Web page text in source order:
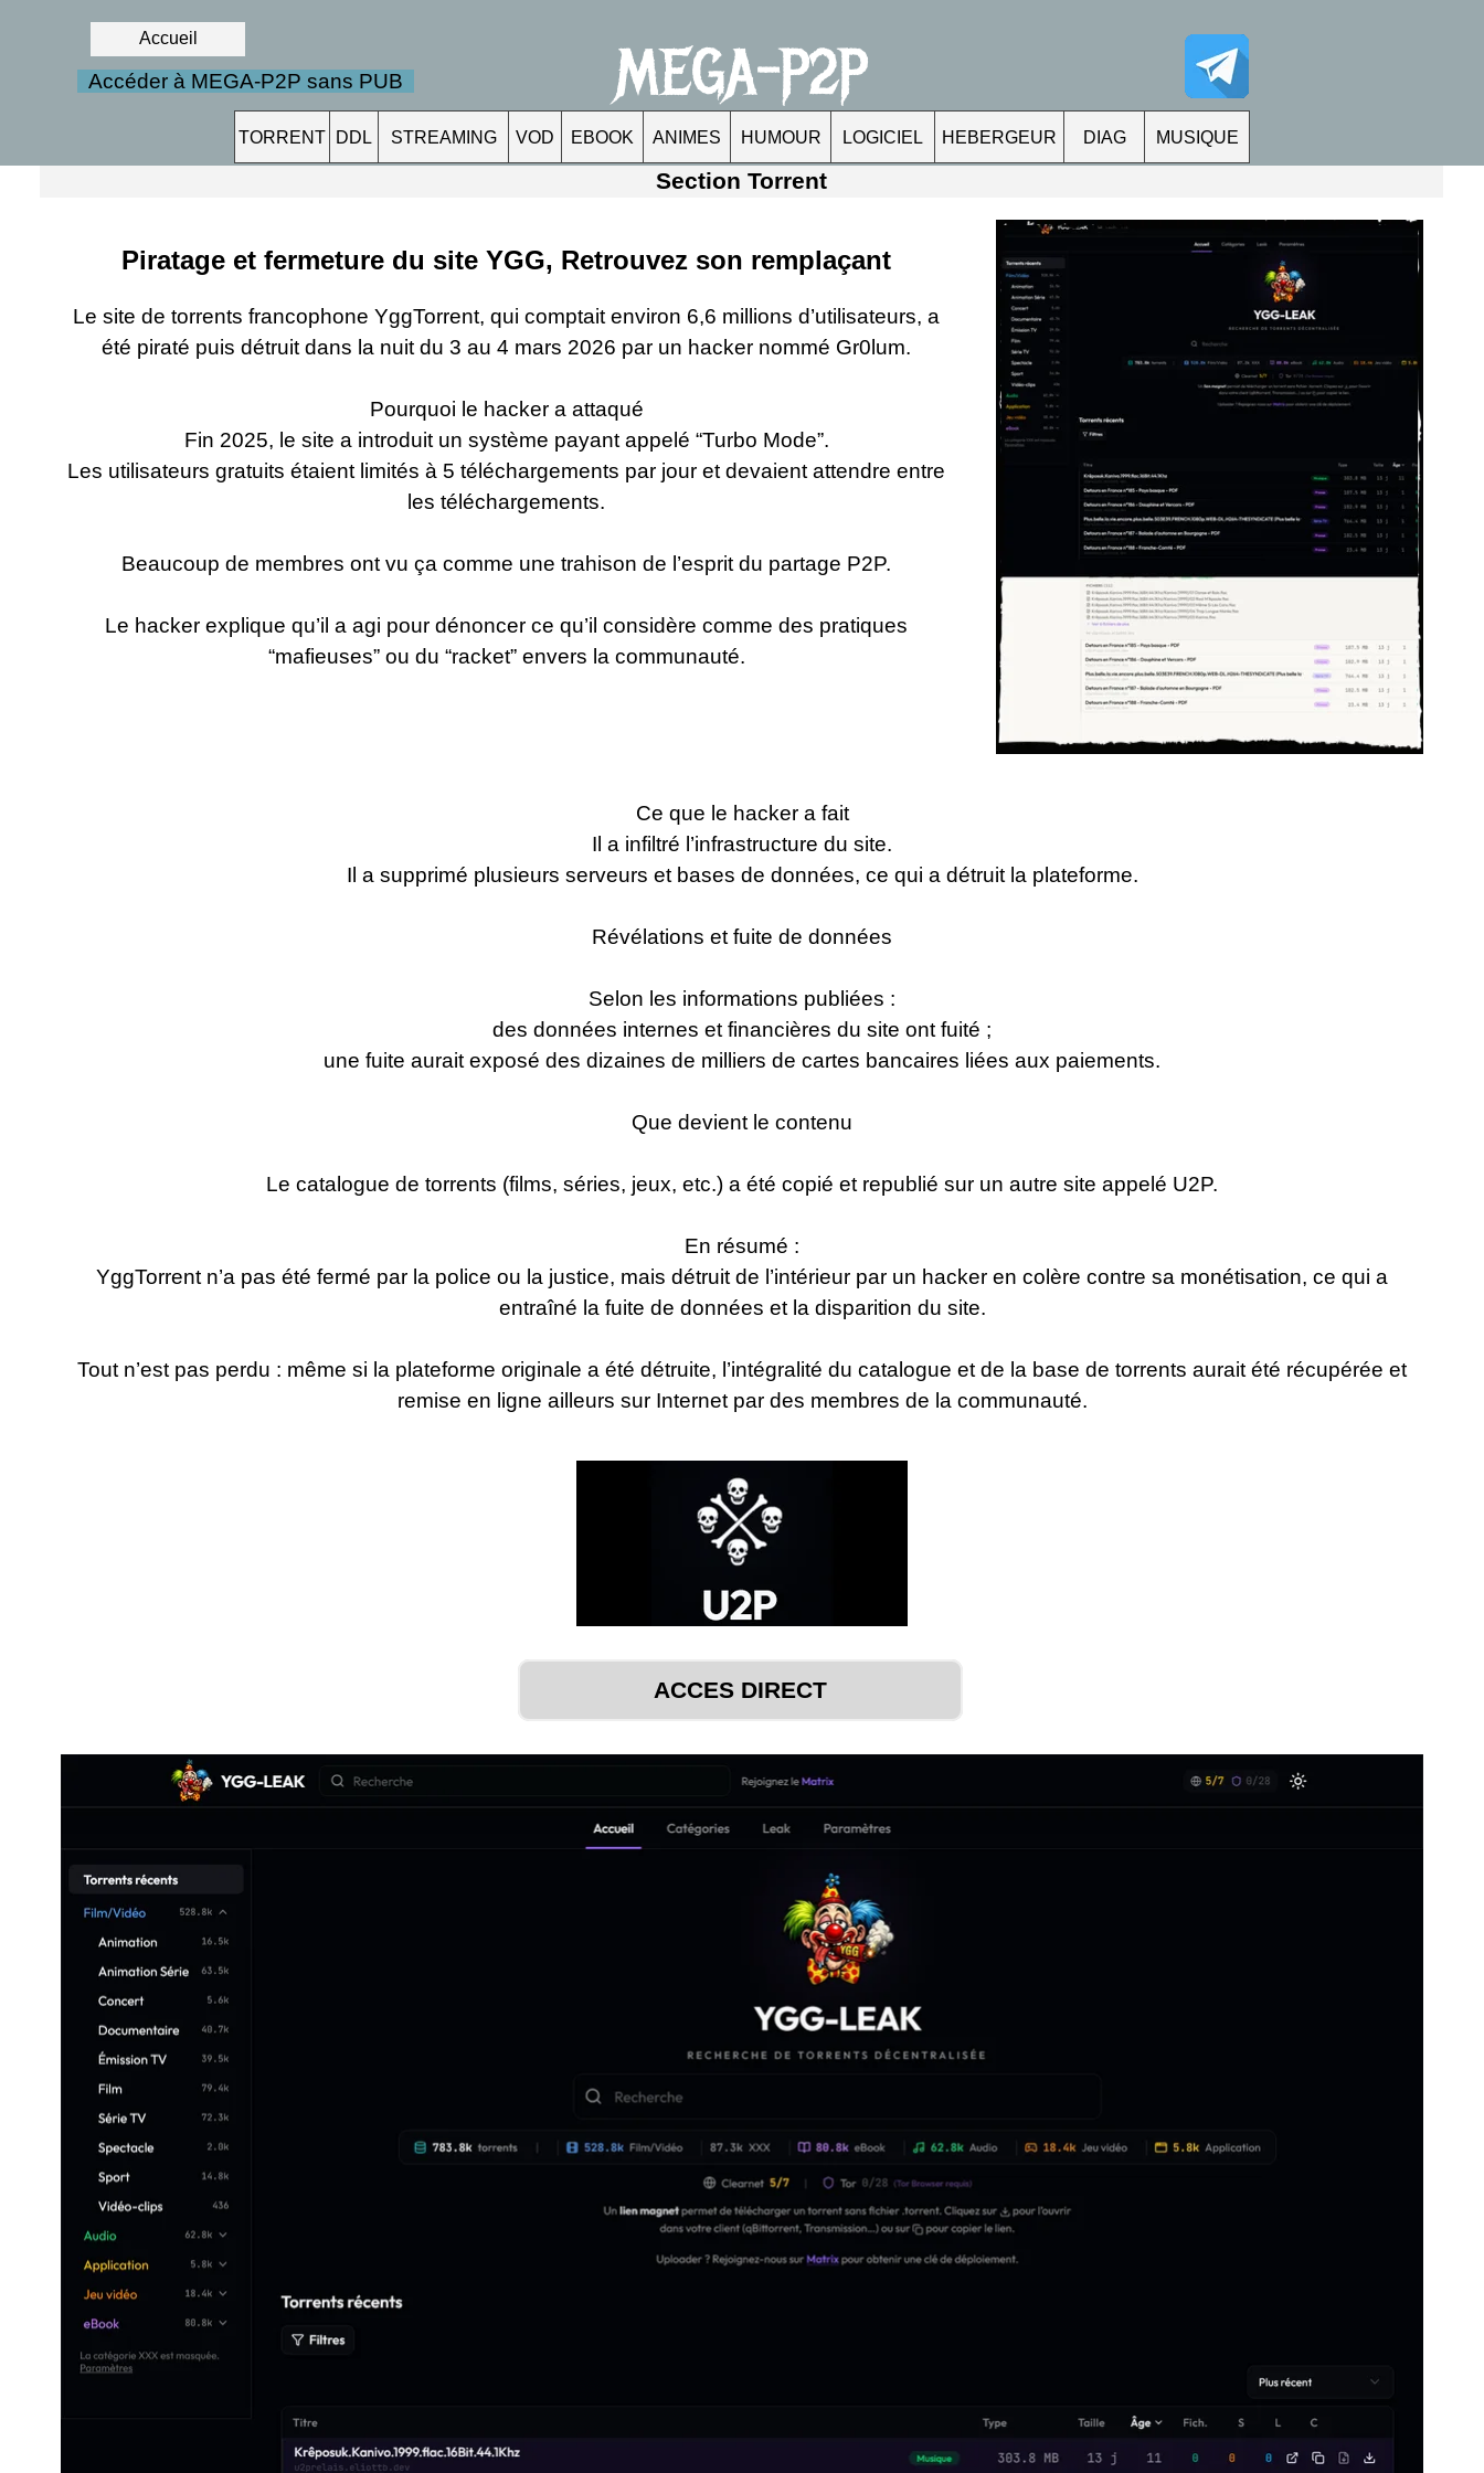
MEGA-P2P
Accueil
TORRENT DDL STREAMING VOD EBOOK ANIMES HUMOUR LOGICIEL HEBERGEUR DIAG MUSIQUE
Accéder à MEGA-P2P sans PUB
Section Torrent
Piratage et fermeture du site YGG, Retrouvez son remplaçant
Le site de torrents francophone YggTorrent, qui comptait environ 6,6 millions d’utilisateurs, a
été piraté puis détruit dans la nuit du 3 au 4 mars 2026 par un hacker nommé Gr0lum.
Pourquoi le hacker a attaqué
Fin 2025, le site a introduit un système payant appelé “Turbo Mode”.
Les utilisateurs gratuits étaient limités à 5 téléchargements par jour et devaient attendre entre
les téléchargements.
Beaucoup de membres ont vu ça comme une trahison de l’esprit du partage P2P.
Le hacker explique qu’il a agi pour dénoncer ce qu’il considère comme des pratiques
“mafieuses” ou du “racket” envers la communauté.
Ce que le hacker a fait
Il a infiltré l’infrastructure du site.
Il a supprimé plusieurs serveurs et bases de données, ce qui a détruit la plateforme.
Révélations et fuite de données
Selon les informations publiées :
des données internes et financières du site ont fuité ;
une fuite aurait exposé des dizaines de milliers de cartes bancaires liées aux paiements.
Que devient le contenu
Le catalogue de torrents (films, séries, jeux, etc.) a été copié et republié sur un autre site appelé U2P.
En résumé :
YggTorrent n’a pas été fermé par la police ou la justice, mais détruit de l’intérieur par un hacker en colère contre sa monétisation, ce qui a
entraîné la fuite de données et la disparition du site.
Tout n’est pas perdu : même si la plateforme originale a été détruite, l’intégralité du catalogue et de la base de torrents aurait été récupérée et
remise en ligne ailleurs sur Internet par des membres de la communauté.
ACCES DIRECT